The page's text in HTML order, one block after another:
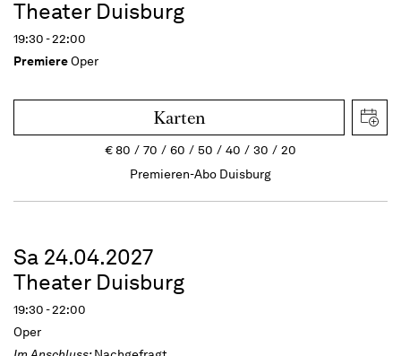
Theater Duisburg
19:30 - 22:00
PremiereOper
Karten
€80 70 60 50 40 30
20
Premieren-Abo Duisburg
Sa 24.04.2027
Theater Duisburg
19:30 - 22:00
Oper